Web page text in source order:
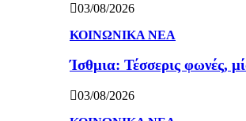
03/08/2026
ΚΟΙΝΩΝΙΚΑ ΝΕΑ
Ίσθμια: Τέσσερις φωνές,
03/08/2026